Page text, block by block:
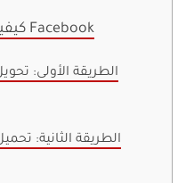
كيفية رفع ملف صوتي على Facebook
الطريقة الأولى:
الطريقة الثانية: